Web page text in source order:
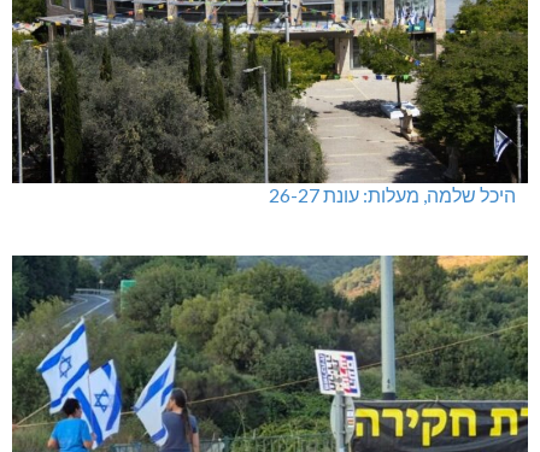
היכל שלמה, מעלות: עונת 26-27